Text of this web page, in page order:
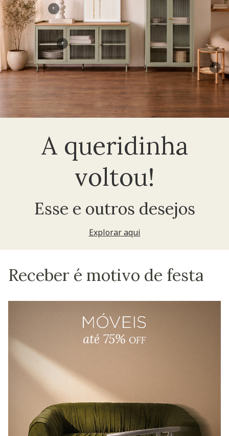
A queridinha
voltou!
Esse e outros desejos
Explorar aqui
+
+
+
Receber é motivo de festa